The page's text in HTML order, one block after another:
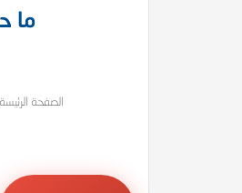
ما
الصفحة الرئيسة